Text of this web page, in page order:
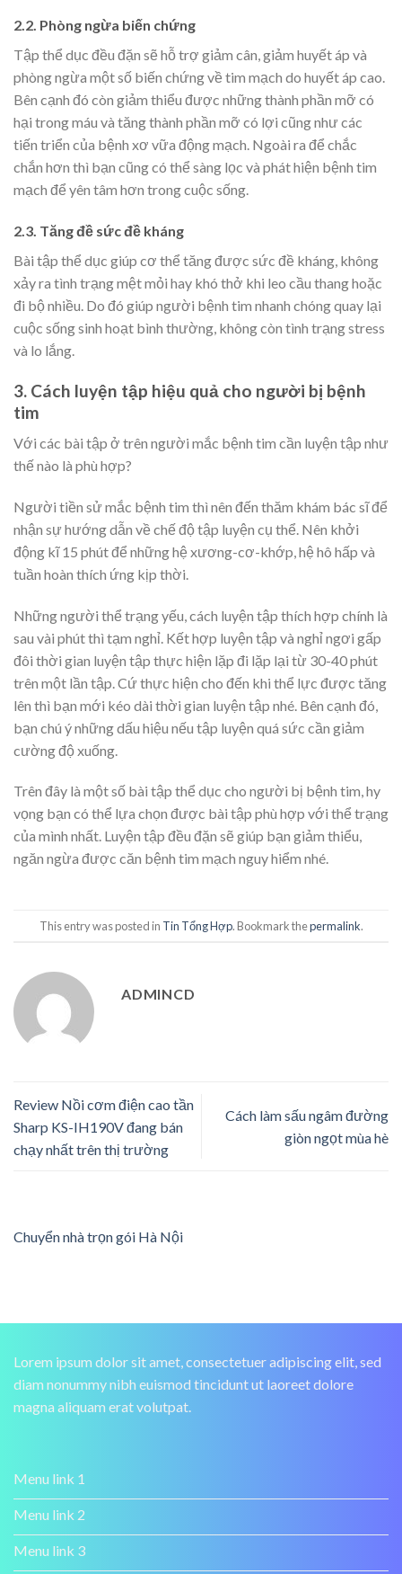
2.2. Phòng ngừa biến chứng
Tập thể dục đều đặn sẽ hỗ trợ giảm cân, giảm huyết áp và
phòng ngừa một số biến chứng về tim mạch do huyết áp cao.
Bên cạnh đó còn giảm thiểu được những thành phần mỡ có
hại trong máu và tăng thành phần mỡ có lợi cũng như các
tiến triển của bệnh xơ vữa động mạch. Ngoài ra để chắc
chắn hơn thì bạn cũng có thể sàng lọc và phát hiện bệnh tim
mạch để yên tâm hơn trong cuộc sống.
2.3. Tăng đề sức đề kháng
Bài tập thể dục giúp cơ thể tăng được sức đề kháng, không
xảy ra tình trạng mệt mỏi hay khó thở khi leo cầu thang hoặc
đi bộ nhiều. Do đó giúp người bệnh tim nhanh chóng quay lại
cuộc sống sinh hoạt bình thường, không còn tình trạng stress
và lo lắng.
3. Cách luyện tập hiệu quả cho người bị bệnh
tim
Với các bài tập ở trên người mắc bệnh tim cần luyện tập như
thế nào là phù hợp?
Người tiền sử mắc bệnh tim thì nên đến thăm khám bác sĩ để
nhận sự hướng dẫn về chế độ tập luyện cụ thể. Nên khởi
động kĩ 15 phút để những hệ xương-cơ-khớp, hệ hô hấp và
tuần hoàn thích ứng kịp thời.
Những người thể trạng yếu, cách luyện tập thích hợp chính là
sau vài phút thì tạm nghỉ. Kết hợp luyện tập và nghỉ ngơi gấp
đôi thời gian luyện tập thực hiện lặp đi lặp lại từ 30-40 phút
trên một lần tập. Cứ thực hiện cho đến khi thể lực được tăng
lên thì bạn mới kéo dài thời gian luyện tập nhé. Bên cạnh đó,
bạn chú ý những dấu hiệu nếu tập luyện quá sức cần giảm
cường độ xuống.
Trên đây là một số bài tập thể dục cho người bị bệnh tim, hy
vọng bạn có thể lựa chọn được bài tập phù hợp với thể trạng
của mình nhất. Luyện tập đều đặn sẽ giúp bạn giảm thiểu,
ngăn ngừa được căn bệnh tim mạch nguy hiểm nhé.
This entry was posted in Tin Tổng Hợp. Bookmark thepermalink.
ADMINCD
Review Nồi cơm điện cao tần
Sharp KS-IH190V đang bán
chạy nhất trên thị trường
Cách làm sấu ngâm đường
giòn ngọt mùa hè
Chuyển nhà trọn gói Hà Nội
Lorem ipsum dolor sit amet, consectetuer adipiscing elit, sed
diam nonummy nibh euismod tincidunt ut laoreet dolore
magna aliquam erat volutpat.
Menu link 1
Menu link 2
Menu link 3